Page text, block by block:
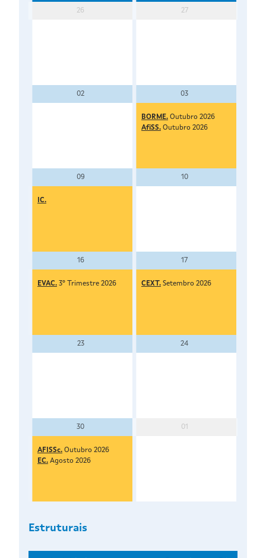
26 27
02 03
BORME. Outubro 2026
AfiSS. Outubro 2026
09 10
IC.
16 17
EVAC. 3º Trimestre 2026 CEXT. Setembro 2026
23 24
30 01
AFISSc. Outubro 2026
EC. Agosto 2026
Estruturais